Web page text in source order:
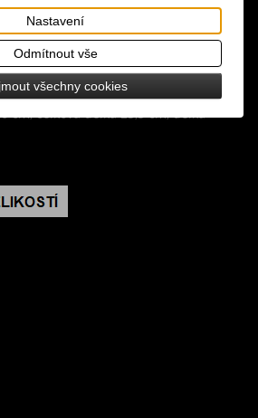
stahovák s dlouhými
zapínání na řemínek s
cm, celková délka 23,5 cm, délka
Nastavení
Odmítnout vše
všechny cookies